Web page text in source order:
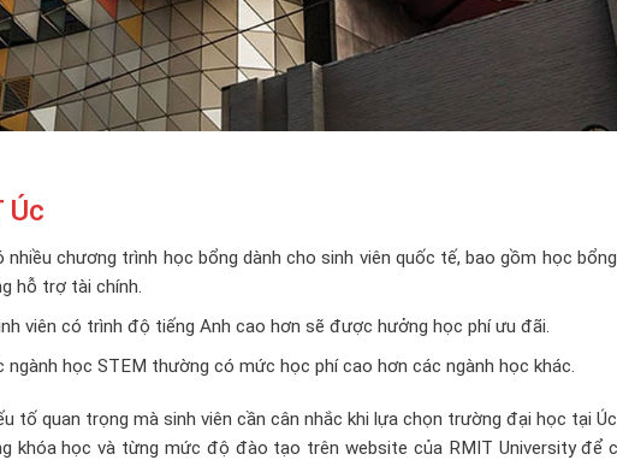
Úc
nhiều chương trình học bổng dành cho sinh viên quốc tế, bao gồm học
hỗ trợ tài chính.
viên có trình độ tiếng Anh cao hơn sẽ được hưởng học phí ưu đãi.
ngành học STEM thường có mức học phí cao hơn các ngành học khác.
tố quan trọng mà sinh viên cần cân nhắc khi lựa chọn trường đại học tại
khóa học và từng mức độ đào tạo trên website của RMIT University để